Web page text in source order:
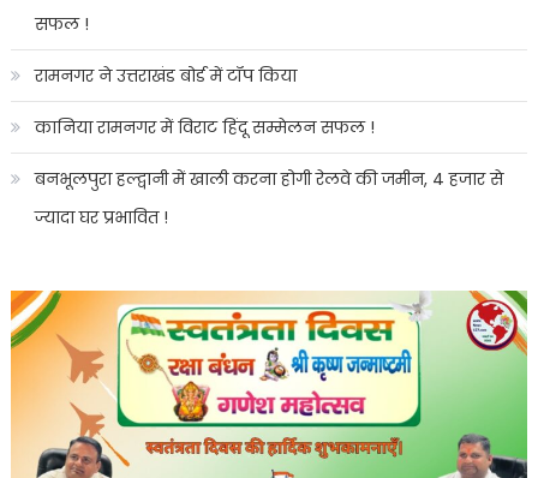
सफल !
रामनगर ने उत्तराखंड बोर्ड में टॉप किया
कानिया रामनगर में विराट हिंदू सम्मेलन सफल !
बनभूलपुरा हल्द्वानी में खाली करना होगी रेलवे की जमीन, 4 हजार से
ज्यादा घर प्रभावित !